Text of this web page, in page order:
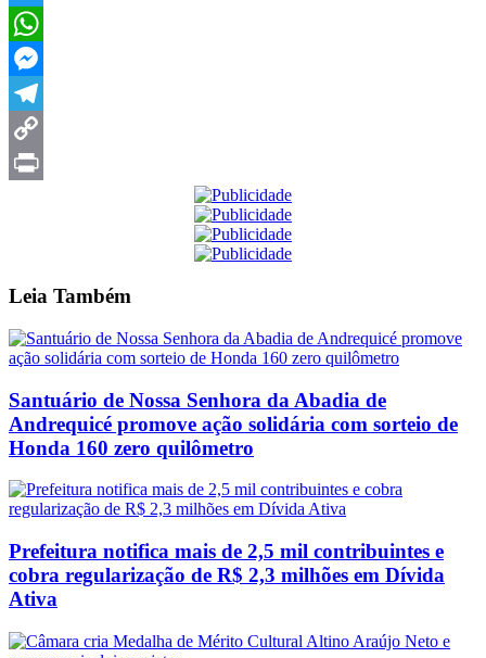
Twitter
WhatsApp
Messenger
Telegram
Copy
Leia Também
Santuário de Nossa Senhora da Abadia de
Andrequicé promove ação solidária com sorteio de
Honda 160 zero quilômetro
Prefeitura notifica mais de 2,5 mil contribuintes e
cobra regularização de R$ 2,3 milhões em Dívida
Ativa